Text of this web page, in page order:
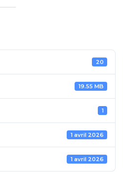
20
19.55 MB
1
1 avril 2026
1 avril 2026